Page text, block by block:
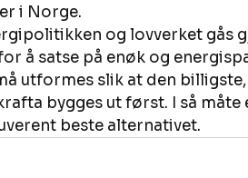
i Norge.
og lovverket gås
å satse på enøk og
utformes slik at den
bygges ut først. I så
beste alternativet.